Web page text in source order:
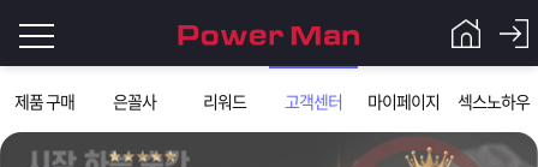
제품 구매 은꼴사 리워드 고객센터 마이페이지 섹스노하우
그
로